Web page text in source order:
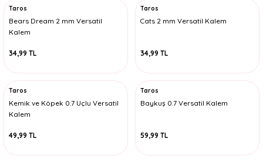
Taros
Bears Dream 2 mm Versatil
Kalem
34,99 TL
Taros
Cats 2 mm Versatil Kalem
34,99 TL
Taros
Kemik ve Köpek 0.7 Uçlu Versatil
Kalem
49,99 TL
Taros
Baykuş 0.7 Versatil Kalem
59,99 TL